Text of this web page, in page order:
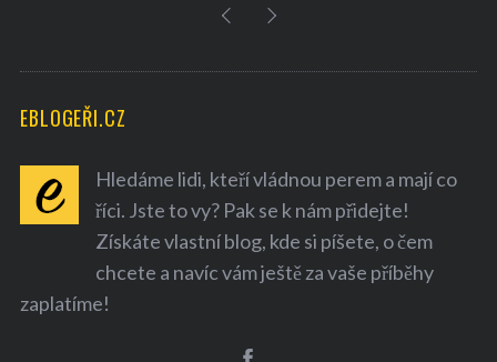
EBLOGEŘI.CZ
Hledáme lidi, kteří vládnou perem a mají co
říci. Jste to vy? Pak se k nám přidejte!
Získáte vlastní blog, kde si píšete, o čem
chcete a navíc vám ještě za vaše příběhy
zaplatíme!